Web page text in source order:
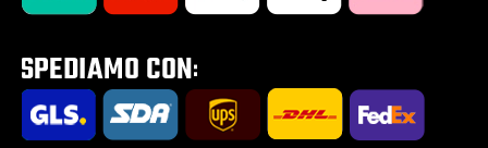
Portabici per auto